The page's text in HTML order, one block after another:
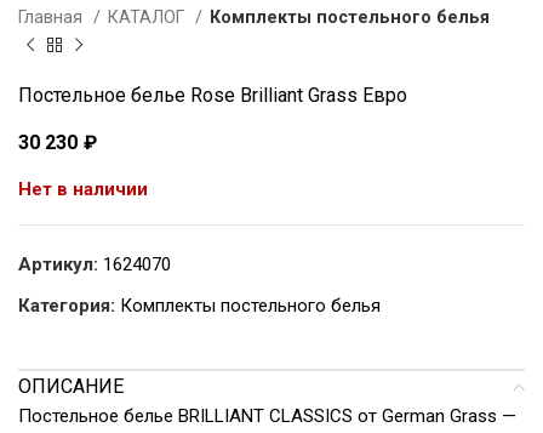
Главная КАТАЛОГ Комплекты постельного белья
Постельное белье Rose Brilliant Grass Евро
30 230 ₽
Нет в наличии
Артикул: 1624070
Категория: Комплекты постельного белья
ОПИСАНИЕ
Постельное белье BRILLIANT CLASSICS от German Grass —